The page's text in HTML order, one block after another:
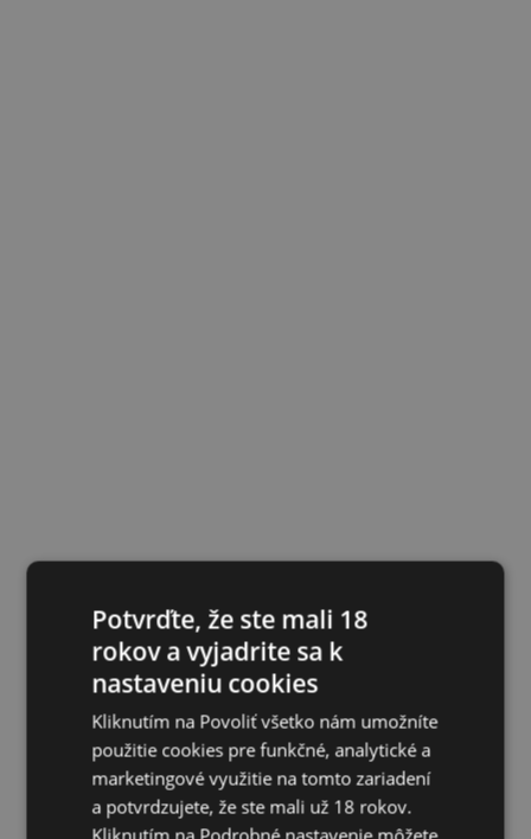
Potvrďte, že ste mali 18
rokov a vyjadrite sa k
nastaveniu cookies
Kliknutím na Povoliť všetko nám umožníte
použitie cookies pre funkčné, analytické a
marketingové využitie na tomto zariadení
a potvrdzujete, že ste mali už 18 rokov.